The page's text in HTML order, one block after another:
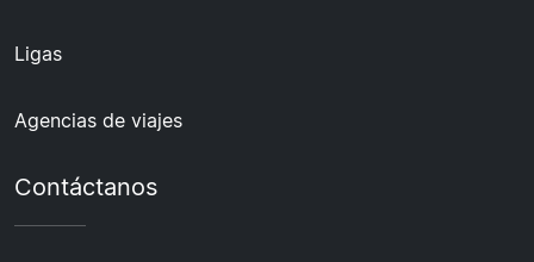
Ligas
Agencias de viajes
Contáctanos